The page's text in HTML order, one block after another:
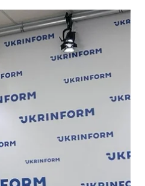
«ігровий мотив», а не
засудженого
проте існує
так званий «ігровий
а насамперед
до негативних
Ткаченко.